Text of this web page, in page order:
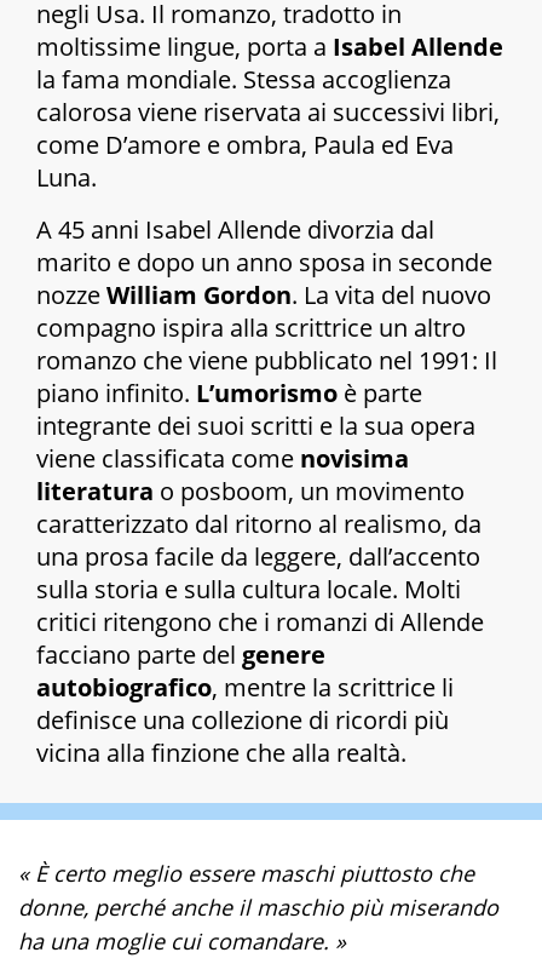
negli Usa. Il romanzo, tradotto in
moltissime lingue, porta a Isabel Allende
la fama mondiale. Stessa accoglienza
calorosa viene riservata ai successivi libri,
come D’amore e ombra, Paula ed Eva
Luna.
A 45 anni Isabel Allende divorzia dal
marito e dopo un anno sposa in seconde
nozzeWilliam Gordon. La vita del nuovo
compagno ispira alla scrittrice un altro
romanzo che viene pubblicato nel 1991: Il
piano infinito. L’umorismo è parte
integrante dei suoi scritti e la sua opera
viene classificata come novisima
literatura o posboom, un movimento
caratterizzato dal ritorno al realismo, da
una prosa facile da leggere, dall’accento
sulla storia e sulla cultura locale. Molti
critici ritengono che i romanzi di Allende
facciano parte del genere
autobiografico, mentre la scrittrice li
definisce una collezione di ricordi più
vicina alla finzione che alla realtà.
« È certo meglio essere maschi piuttosto che
donne, perché anche il maschio più miserando
ha una moglie cui comandare. »